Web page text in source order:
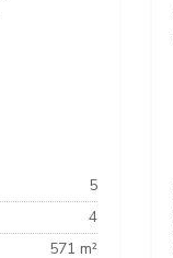
5
4
571 m²